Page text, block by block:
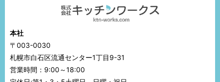
本社
〒003-0030
札幌市白石区流通センター1丁目9-31
営業時間：9:00～18:00